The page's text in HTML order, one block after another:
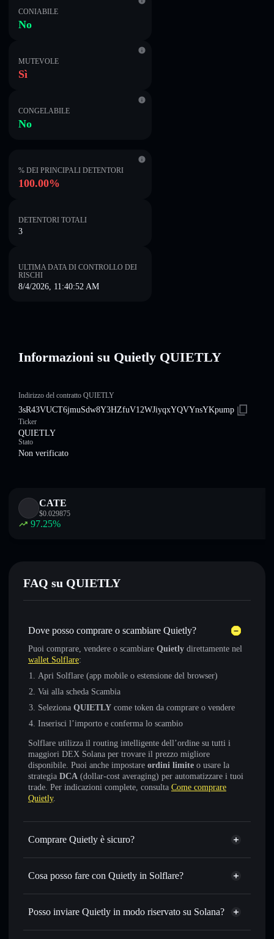
CONIABILE
No
MUTEVOLE
Sì
CONGELABILE
No
% DEI PRINCIPALI DETENTORI
100.00%
DETENTORI TOTALI
3
ULTIMA DATA DI CONTROLLO DEI
RISCHI
8/4/2026, 11:40:52 AM
Informazioni su Quietly QUIETLY
Indirizzo del contratto QUIETLY
3sR43VUCT6jmuSdw8Y3HZfuV12WJiyqxYQVYnsYKpump
Ticker
QUIETLY
Stato
Non verificato
CATE
$0.029875
97.25%
FAQ su QUIETLY
Dove posso comprare o scambiare Quietly?
Puoi comprare, vendere o scambiare Quietly direttamente nel
wallet Solflare:
Apri Solflare (app mobile o estensione del browser)
Vai alla scheda Scambia
Seleziona QUIETLY come token da comprare o vendere
Inserisci l’importo e conferma lo scambio
Solflare utilizza il routing intelligente dell’ordine su tutti i
maggiori DEX Solana per trovare il prezzo migliore
disponibile. Puoi anche impostare ordini limite o usare la
strategia DCA (dollar-cost averaging) per automatizzare i tuoi
trade. Per indicazioni complete, consulta Come comprare
Quietly.
Comprare Quietly è sicuro?
Quietly non è verificato
Cosa posso fare con Quietly in Solflare?
Quietly
wallet Solflare
Scambiare istantaneamente— scambia QUIETLY in
migliore con il routing intelligente dell’ordine
Posso inviare Quietly in modo riservato su Solana?
Aggregatore di privacy